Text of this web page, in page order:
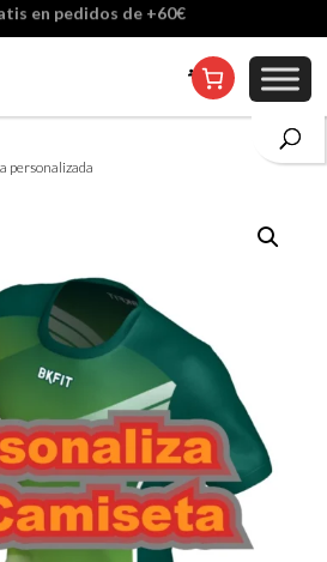
excepto en personalizados
personalizada